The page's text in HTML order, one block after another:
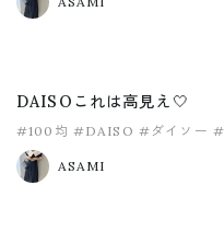
DAISOこれは高見え🤍
#100均 #DAISO #ダイソー #
ASAMI